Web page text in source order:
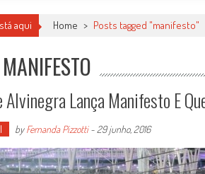
aqui Home > Posts tagged "manifesto"
Alvinegra Lança Manifesto E
byFernanda Pizzotti- 29 junho, 2016